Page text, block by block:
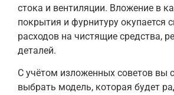
стока и вентиляции. Вложение в
покрытия и фурнитуру окупается
расходов на чистящие средства,
деталей.
С учётом изложенных советов вы
выбрать модель, которая будет